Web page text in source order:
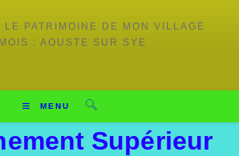
LE PATRIMOINE DE MON VILLAGE
: AOUSTE SUR SYE
MENU
Supérieur